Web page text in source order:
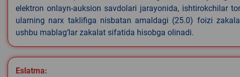
elektron onlayn-auksion savdolari jarayonida, ishtirokchilar
ularning narx taklifiga nisbatan amaldagi (25.0) foizi
ushbu mablag‘lar zakalat sifatida hisobga olinadi.
Eslatma: